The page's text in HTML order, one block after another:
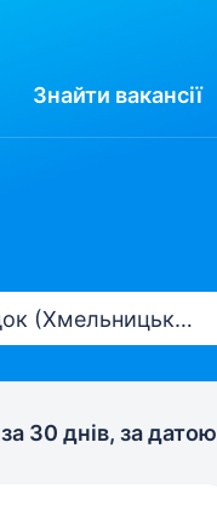
Знайти вакансії
за 30 днів, за датою